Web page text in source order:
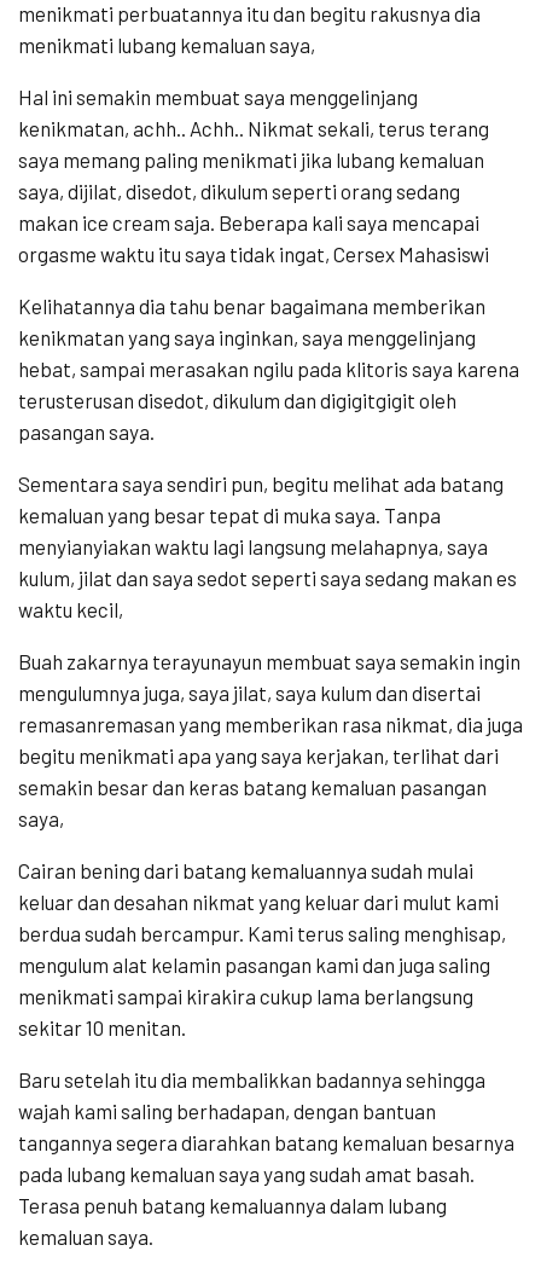
menikmati perbuatannya itu dan begitu rakusnya dia
menikmati lubang kemaluan saya,
Hal ini semakin membuat saya menggelinjang
kenikmatan, achh.. Achh.. Nikmat sekali, terus terang
saya memang paling menikmati jika lubang kemaluan
saya, dijilat, disedot, dikulum seperti orang sedang
makan ice cream saja. Beberapa kali saya mencapai
orgasme waktu itu saya tidak ingat, Cersex Mahasiswi
Kelihatannya dia tahu benar bagaimana memberikan
kenikmatan yang saya inginkan, saya menggelinjang
hebat, sampai merasakan ngilu pada klitoris saya karena
terusterusan disedot, dikulum dan digigitgigit oleh
pasangan saya.
Sementara saya sendiri pun, begitu melihat ada batang
kemaluan yang besar tepat di muka saya. Tanpa
menyianyiakan waktu lagi langsung melahapnya, saya
kulum, jilat dan saya sedot seperti saya sedang makan es
waktu kecil,
Buah zakarnya terayunayun membuat saya semakin ingin
mengulumnya juga, saya jilat, saya kulum dan disertai
remasanremasan yang memberikan rasa nikmat, dia juga
begitu menikmati apa yang saya kerjakan, terlihat dari
semakin besar dan keras batang kemaluan pasangan
saya,
Cairan bening dari batang kemaluannya sudah mulai
keluar dan desahan nikmat yang keluar dari mulut kami
berdua sudah bercampur. Kami terus saling menghisap,
mengulum alat kelamin pasangan kami dan juga saling
menikmati sampai kirakira cukup lama berlangsung
sekitar 10 menitan.
Baru setelah itu dia membalikkan badannya sehingga
wajah kami saling berhadapan, dengan bantuan
tangannya segera diarahkan batang kemaluan besarnya
pada lubang kemaluan saya yang sudah amat basah.
Terasa penuh batang kemaluannya dalam lubang
kemaluan saya.